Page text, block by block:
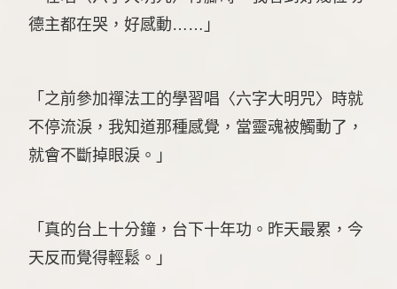
德主都在哭，好感動……」
「之前參加禪法工的學習唱〈六字大明咒〉時就
不停流淚，我知道那種感覺，當靈魂被觸動了，
就會不斷掉眼淚。」
「真的台上十分鐘，台下十年功。昨天最累，今
天反而覺得輕鬆。」